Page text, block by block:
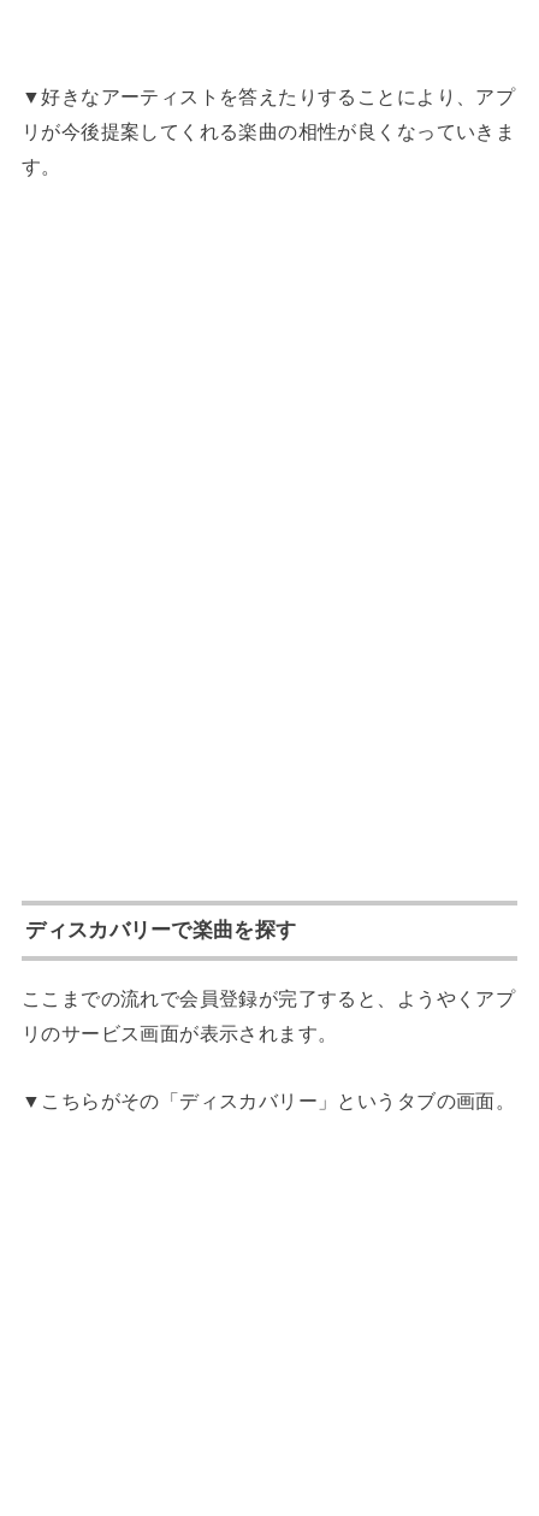
▼好きなアーティストを答えたりすることにより、アプ
リが今後提案してくれる楽曲の相性が良くなっていきま
す。
ディスカバリーで楽曲を探す
ここまでの流れで会員登録が完了すると、ようやくアプ
リのサービス画面が表示されます。
▼こちらがその「ディスカバリー」というタブの画面。